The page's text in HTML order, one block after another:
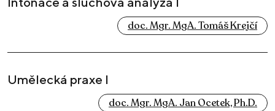
doc. Mgr. MgA. Tomáš Krejčí
Umělecká praxe I
doc. Mgr. MgA. Jan Ocetek, Ph.D.